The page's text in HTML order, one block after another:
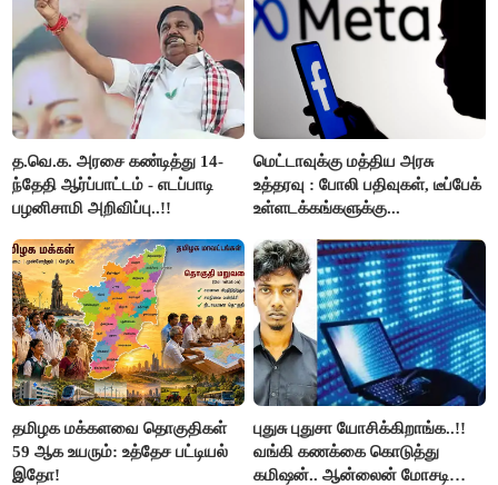
த.வெ.க. அரசை கண்டித்து 14-
ந்தேதி ஆர்ப்பாட்டம் - எடப்பாடி
பழனிசாமி அறிவிப்பு..!!
மெட்டாவுக்கு மத்திய அரசு
உத்தரவு : போலி பதிவுகள், டீப்பேக்
உள்ளடக்கங்களுக்கு...
தமிழக மக்களவை தொகுதிகள்
59 ஆக உயரும்: உத்தேச பட்டியல்
இதோ!
புதுசு புதுசா யோசிக்கிறாங்க..!!
வங்கி கணக்கை கொடுத்து
கமிஷன்.. ஆன்லைன் மோசடி